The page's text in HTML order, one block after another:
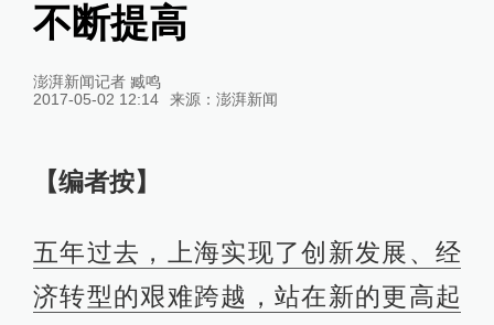
不断提高
澎湃新闻记者 臧鸣
2017-05-02 12:14
来源： 澎湃新闻
【编者按】
五年过去，上海实现了创新发展、经
济转型的艰难跨越，站在新的更高起